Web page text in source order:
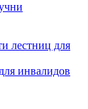
лестниц для
инвалидов